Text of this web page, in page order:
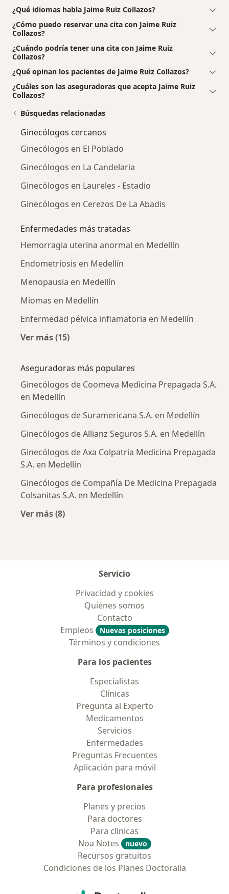
¿Qué idiomas habla Jaime Ruiz Collazos?
¿Cómo puedo reservar una cita con Jaime Ruiz
Collazos?
¿Cuándo podría tener una cita con Jaime Ruiz
Collazos?
¿Qué opinan los pacientes de Jaime Ruiz Collazos?
¿Cuáles son las aseguradoras que acepta Jaime Ruiz
Collazos?
Búsquedas relacionadas
Ginecólogos cercanos
Ginecólogos en El Poblado
Ginecólogos en La Candelaria
Ginecólogos en Laureles - Estadio
Ginecólogos en Cerezos De La Abadis
Enfermedades más tratadas
Hemorragia uterina anormal en Medellín
Endometriosis en Medellín
Menopausia en Medellín
Miomas en Medellín
Enfermedad pélvica inflamatoria en Medellín
Ver más (15)
Aseguradoras más populares
Ginecólogos de Coomeva Medicina Prepagada S.A.
en Medellín
Ginecólogos de Suramericana S.A. en Medellín
Ginecólogos de Allianz Seguros S.A. en Medellín
Ginecólogos de Axa Colpatria Medicina Prepagada
S.A. en Medellín
Ginecólogos de Compañía De Medicina Prepagada
Colsanitas S.A. en Medellín
Ver más (8)
Servicio
Privacidad y cookies
Quiénes somos
Contacto
Empleos
Nuevas posiciones
Términos y condiciones
Para los pacientes
Especialistas
Clínicas
Pregunta al Experto
Medicamentos
Servicios
Enfermedades
Preguntas Frecuentes
Aplicación para móvil
Para profesionales
Planes y precios
Para doctores
Para clinicas
Noa Notes
nuevo
Recursos gratuitos
Condiciones de los Planes Doctoralia